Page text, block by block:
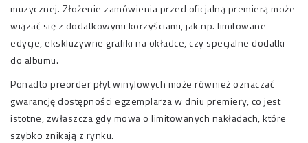
muzycznej. Złożenie zamówienia przed oficjalną premierą może
wiązać się z dodatkowymi korzyściami, jak np. limitowane
edycje, ekskluzywne grafiki na okładce, czy specjalne dodatki
do albumu.
Ponadto preorder płyt winylowych może również oznaczać
gwarancję dostępności egzemplarza w dniu premiery, co jest
istotne, zwłaszcza gdy mowa o limitowanych nakładach, które
szybko znikają z rynku.